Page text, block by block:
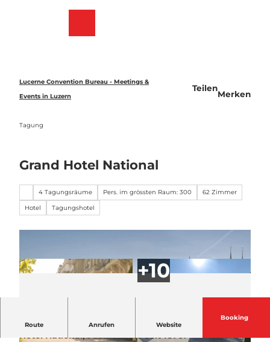
Lucerne Convention Bureau - Meetings &
Events in Luzern
Tagung
Teilen
Merken
Grand Hotel National
4 Tagungsräume Pers. im grössten Raum: 300 62 Zimmer
Hotel Tagungshotel
Route Anrufen Website
Booking
Historisch- und überraschend anders. das Grand
Hotel National, Fashionable seit 1870.